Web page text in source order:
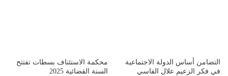
التضامن أساس الدولة الاجتماعية
في فكر الزعيم علال الفاسي
محكمة الاستئناف بسطات تفتتح
السنة القضائية 2025